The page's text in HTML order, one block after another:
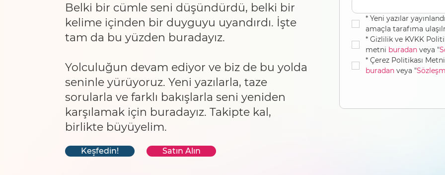
Belki bir cümle seni düşündürdü, belki bir
kelime içinden bir duyguyu uyandırdı. İşte
tam da bu yüzden buradayız.
Yolculuğun devam ediyor ve biz de bu yolda
seninle yürüyoruz. Yeni yazılarla, taze
sorularla ve farklı bakışlarla seni yeniden
karşılamak için buradayız. Takipte kal,
birlikte büyüyelim.
Keşfedin! Satın Alın
* Yeni yazılar
amaçla tarafıma
* Gizlilik ve KVKK
metni buradan veya "
*
buradan veya "